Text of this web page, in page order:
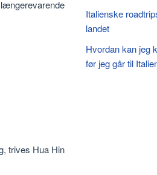
trives Hua Hin
Italienske
landet
Hvordan kan jeg
før jeg går til